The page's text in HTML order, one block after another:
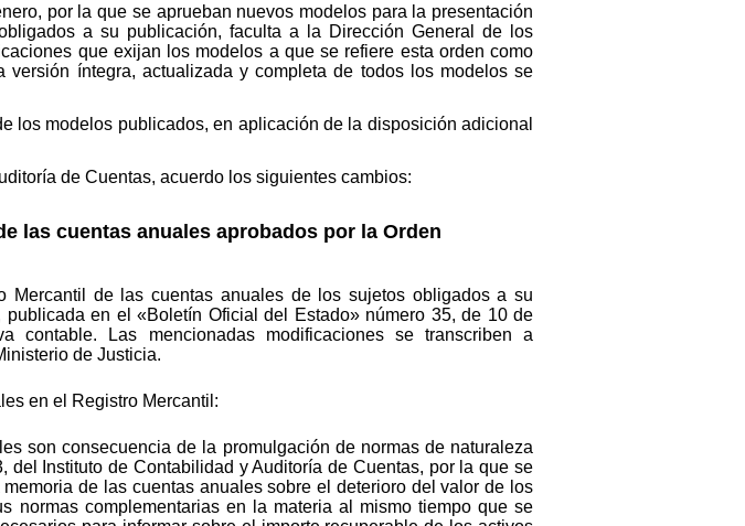
por la que se aprueban nuevos modelos para la presentación
a su publicación, faculta a la Dirección General de los
que exijan los modelos a que se refiere esta orden como
íntegra, actualizada y completa de todos los modelos se
los modelos publicados, en aplicación de la disposición adicional
de Cuentas, acuerdo los siguientes cambios:
las cuentas anuales aprobados por la Orden
de las cuentas anuales de los sujetos obligados a su
en el «Boletín Oficial del Estado» número 35, de 10 de
Las mencionadas modificaciones se transcriben a
de Justicia.
en el Registro Mercantil:
son consecuencia de la promulgación de normas de naturaleza
Instituto de Contabilidad y Auditoría de Cuentas, por la que se
de las cuentas anuales sobre el deterioro del valor de los
normas complementarias en la materia al mismo tiempo que se